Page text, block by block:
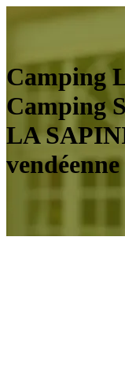
Camping
Camping
LA
vendéenne